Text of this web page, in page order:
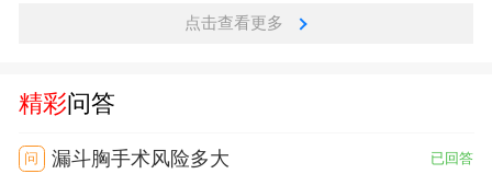
点击查看更多
精彩问答
问 漏斗胸手术风险多大 已回答